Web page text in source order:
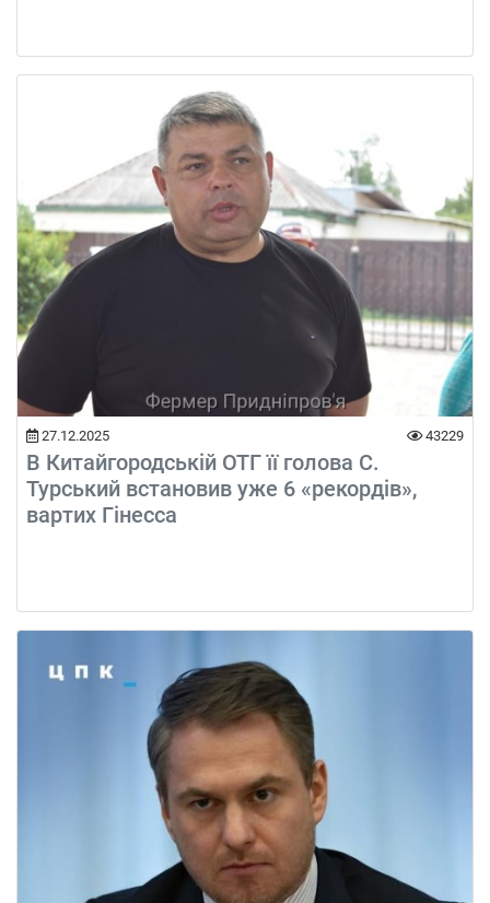
27.12.2025 43229
В Китайгородській ОТГ її голова С.
Турський встановив уже 6 «рекордів»,
вартих Гінесса